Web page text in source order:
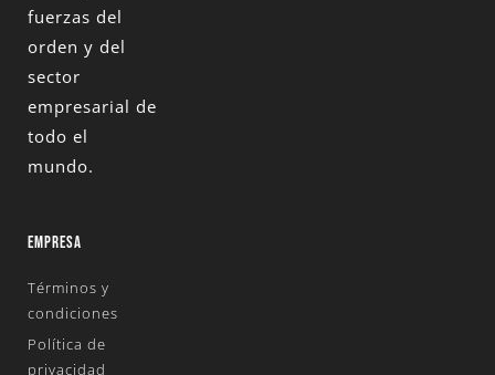
fuerzas del
orden y del
sector
empresarial de
todo el
mundo.
EMPRESA
Términos y
condiciones
Política de
privacidad